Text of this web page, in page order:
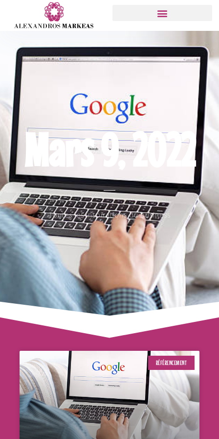
Mars 9, 2022
Toutes les inspirations du business
RÉFÉRENCEMENT